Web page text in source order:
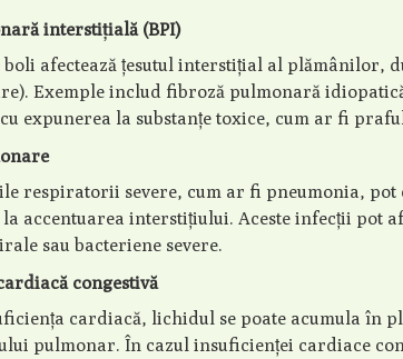
interstițială (BPI)
boli afectează țesutul interstițial al plămânilor,
Exemple includ fibroză pulmonară
expunerea la substanțe toxice, cum ar fi
respiratorii severe, cum ar fi pneumonia,
la accentuarea interstițiului. Aceste infecții pot
sau bacteriene severe.
congestivă
cardiacă, lichidul se poate acumula în
pulmonar. În cazul insuficienței cardiace